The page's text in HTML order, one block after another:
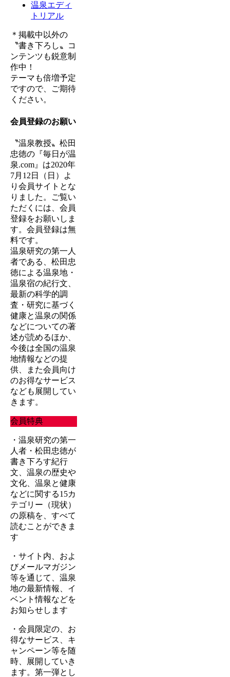
温泉エディ
トリアル
＊掲載中以外の
〝書き下ろし〟コ
ンテンツも鋭意制
作中！
テーマも倍増予定
ですので、ご期待
ください。
会員登録のお願い
〝温泉教授〟松田
忠徳の『毎日が温
泉.com』は2020年
7月12日（日）
よ
り会員サイトとな
りました。ご覧い
ただくには、会員
登録をお願いしま
す。会員登録は無
料です。
温泉研究の第一人
者である、松田忠
徳による温泉地・
温泉宿の紀行文、
最新の科学的調
査・研究に基づく
健康と温泉の関係
などについての著
述が読めるほか、
今後は全国の温泉
地情報などの提
供、また会員向け
のお得なサービス
なども展開してい
きます。
会員特典
・温泉研究の第一
人者・松田忠徳が
書き下ろす紀行
文、温泉の歴史や
文化、温泉と健康
などに関する15カ
テゴリー（現状）
の原稿を、すべて
読むことができま
す
・サイト内、およ
びメールマガジン
等を通じて、温泉
地の最新情報、イ
ベント情報などを
お知らせします
・会員限定の、お
得なサービス、キ
ャンペーン等を随
時、展開していき
ます。第一弾とし